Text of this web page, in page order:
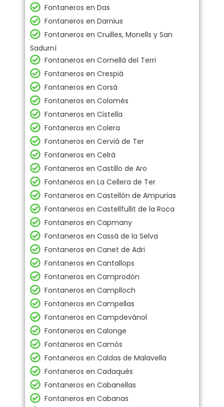
Fontaneros en Das
Fontaneros en Darnius
Fontaneros en Cruilles, Monells y San
Sadurní
Fontaneros en Cornellá del Terri
Fontaneros en Crespiá
Fontaneros en Corsá
Fontaneros en Colomés
Fontaneros en Cistella
Fontaneros en Colera
Fontaneros en Cerviá de Ter
Fontaneros en Celrá
Fontaneros en Castillo de Aro
Fontaneros en La Cellera de Ter
Fontaneros en Castellón de Ampurias
Fontaneros en Castellfullit de la Roca
Fontaneros en Capmany
Fontaneros en Cassá de la Selva
Fontaneros en Canet de Adri
Fontaneros en Cantallops
Fontaneros en Camprodón
Fontaneros en Camplloch
Fontaneros en Campellas
Fontaneros en Campdevánol
Fontaneros en Calonge
Fontaneros en Camós
Fontaneros en Caldas de Malavella
Fontaneros en Cadaqués
Fontaneros en Cabanellas
Fontaneros en Cabanas